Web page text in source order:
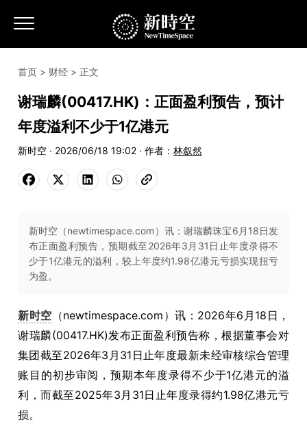
首页 > 财经 > 正文
谢瑞麟(00417.HK)：正面盈利预告，预计
年度溢利不少于1亿港元
新时空 · 2026/06/18 19:02 · 作者： 林叙然
新时空（newtimespace.com）讯：谢瑞麟珠宝6月18日发
布正面盈利预告，预期截至2026年3月31日止年度录得不
少于1亿港元的溢利，较上年度约1.98亿港元亏损实现扭亏
为盈。
新时空 （newtimespace.com）讯：2026年6月18日，
谢瑞麟(00417.HK)发布正面盈利预告称，根据董事会对
集团截至2026年3月31日止年度最新未经审核综合管理
账目的初步审阅，预期本年度录得不少于1亿港元的溢
利，而截至2025年3月31日止年度录得约1.98亿港元亏
损。